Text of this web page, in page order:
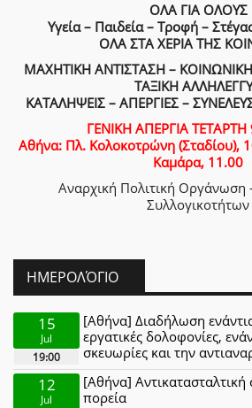
ΟΛΑ ΓΙΑ ΟΛΟΥΣ
Υγεία – Παιδεία – Τροφή –
ΟΛΑ ΣΤΑ ΧΕΡΙΑ ΤΗΣ
ΜΑΧΗΤΙΚΗ ΑΝΤΙΣΤΑΣΗ –
ΤΑΞΙΚΗ
ΚΑΤΑΛΗΨΕΙΣ – ΑΠΕΡΓΙΕΣ –
ΓΕΝΙΚΗ ΑΠΕΡΓΙΑ
Αθήνα: Πλ. Κολοκοτρώνη (Σταδίου),
Καμάρα, 11.00
Αναρχική Πολιτική
Συλλογικοτήτων
ΗΜΕΡΟΛΌΓΙΟ
15
Jul
19:00
[Αθήνα] Διαδήλωση
εργατικές δολοφονίες,
σκευωρίες και την
12
Jul
[Αθήνα]
πορεία